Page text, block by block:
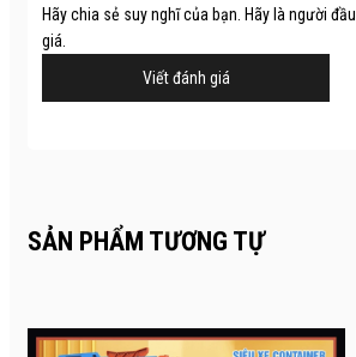
Hãy chia sẻ suy nghĩ của bạn. Hãy là người
giá.
Viết đánh giá
SẢN PHẨM TƯƠNG TỰ